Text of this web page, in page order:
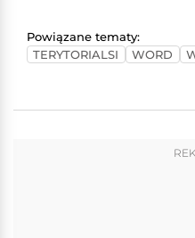
Powiązane tematy:
TERYTORIALSI
WORD